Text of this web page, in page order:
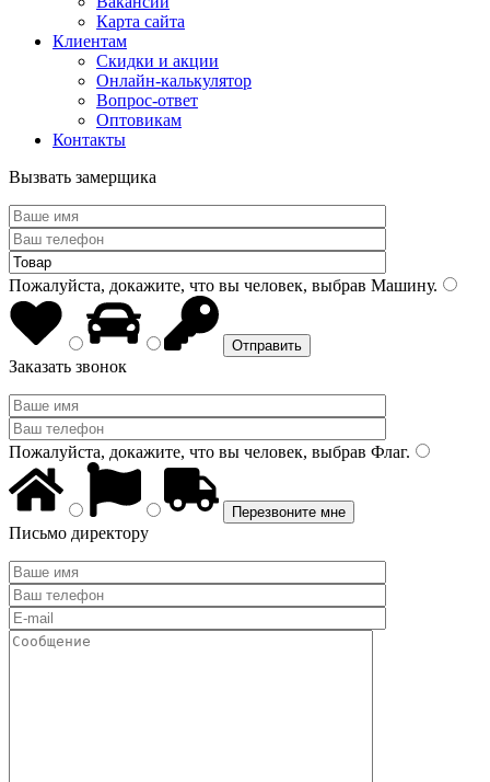
Карта сайта
Клиентам
Скидки и акции
Онлайн-калькулятор
Вопрос-ответ
Оптовикам
Контакты
Вызвать замерщика
Пожалуйста, докажите, что вы человек, выбрав Машину.
Заказать звонок
Пожалуйста, докажите, что вы человек, выбрав Флаг.
Письмо директору